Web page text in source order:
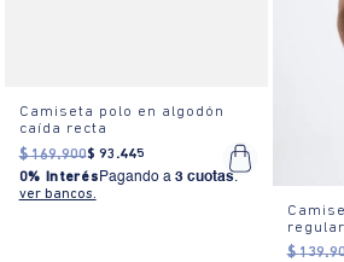
Camiseta polo en algodón
caída recta
$ 169.900$ 93 .445
0% Interés Pagando a 3 cuotas.
ver bancos.
hombre
$ 139.